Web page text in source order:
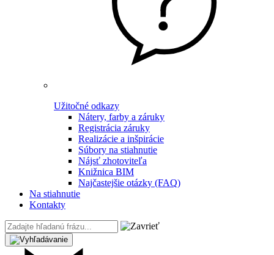
Užitočné odkazy
Nátery, farby a záruky
Registrácia záruky
Realizácie a inšpirácie
Súbory na stiahnutie
Nájsť zhotoviteľa
Knižnica BIM
Najčastejšie otázky (FAQ)
Na stiahnutie
Kontakty